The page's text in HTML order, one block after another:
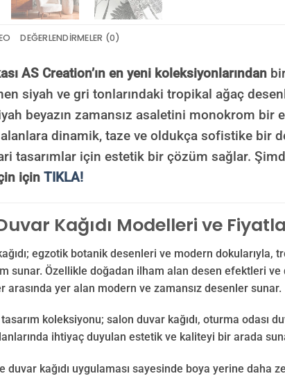
DEĞERLENDIRMELER (0)
AS Creation’ın en yeni koleksiyonlarından
siyah ve gri tonlarındaki tropikal ağaç
beyazın zamansız asaletini monokrom bir
alanlara dinamik, taze ve oldukça sofistike bir
tasarımlar için estetik bir çözüm sağlar.
için TIKLA!
Kağıdı Modelleri ve
egzotik botanik desenleri ve modern
sunar. Özellikle doğadan ilham alan desen efektleri
arasında yer alan modern ve zamansız desenler sunar.
koleksiyonu; salon duvar kağıdı, oturma odası
ihtiyaç duyulan estetik ve kaliteyi bir arada
duvar kağıdı uygulaması sayesinde boya yerine